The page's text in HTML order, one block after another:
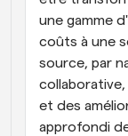
une gamme
coûts à une
source, par
et des
approfondi